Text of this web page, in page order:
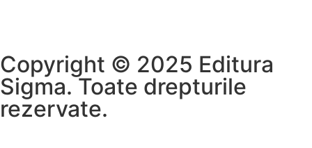
Copyright © 2025 Editura
Sigma. Toate drepturile
rezervate.